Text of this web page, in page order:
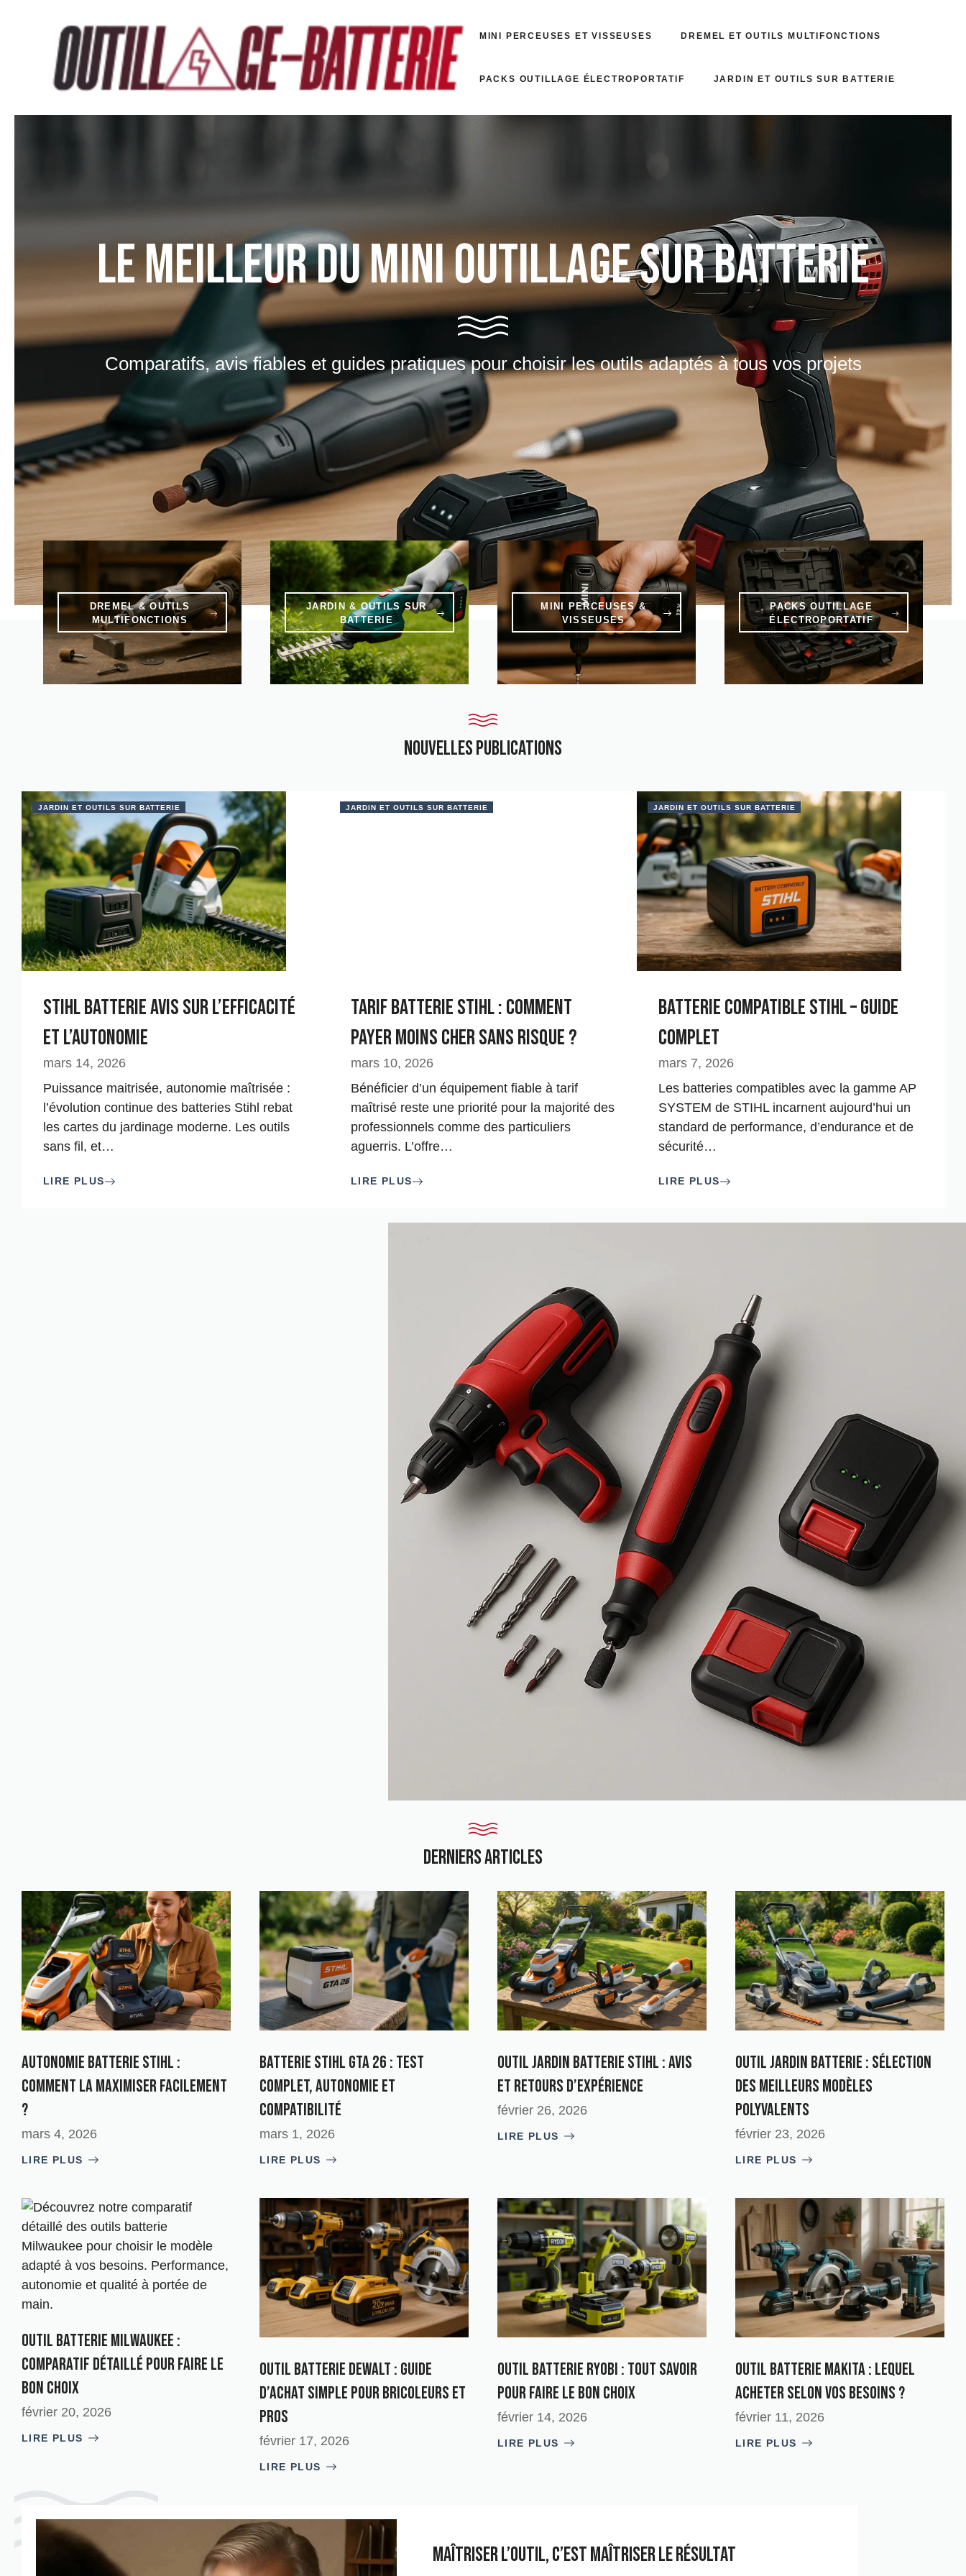
MINI PERCEUSES ET VISSEUSES DREMEL ET OUTILS MULTIFONCTIONS
PACKS OUTILLAGE ÉLECTROPORTATIF JARDIN ET OUTILS SUR BATTERIE
Le meilleur du mini outillage sur batterie
Comparatifs, avis fiables et guides pratiques pour choisir les outils adaptés à tous vos projets
DREMEL & OUTILS
MULTIFONCTIONS
JARDIN & OUTILS SUR
BATTERIE
MINI PERCEUSES &
VISSEUSES
PACKS OUTILLAGE
ÉLECTROPORTATIF
nouvelles publications
JARDIN ET OUTILS SUR BATTERIE
Stihl Batterie Avis sur l’Efficacité
et l’Autonomie
mars 14, 2026
Puissance maitrisée, autonomie maîtrisée :
l’évolution continue des batteries Stihl rebat
les cartes du jardinage moderne. Les outils
sans fil, et…
LIRE PLUS
JARDIN ET OUTILS SUR BATTERIE
Tarif batterie Stihl : Comment
payer moins cher sans risque ?
mars 10, 2026
Bénéficier d’un équipement fiable à tarif
maîtrisé reste une priorité pour la majorité des
professionnels comme des particuliers
aguerris. L’offre…
LIRE PLUS
JARDIN ET OUTILS SUR BATTERIE
Batterie Compatible STIHL – Guide
complet
mars 7, 2026
Les batteries compatibles avec la gamme AP
SYSTEM de STIHL incarnent aujourd’hui un
standard de performance, d’endurance et de
sécurité…
LIRE PLUS
derniers Articles
Autonomie batterie Stihl :
Comment la maximiser facilement
?
mars 4, 2026
LIRE PLUS
Batterie Stihl GTA 26 : test
complet, autonomie et
compatibilité
mars 1, 2026
LIRE PLUS
Outil jardin batterie Stihl : avis
et retours d’expérience
février 26, 2026
LIRE PLUS
Outil jardin Batterie : Sélection
des meilleurs modèles
polyvalents
février 23, 2026
LIRE PLUS
Outil batterie Milwaukee :
Comparatif détaillé pour faire le
Bon Choix
février 20, 2026
LIRE PLUS
Outil batterie Dewalt : guide
d’achat simple pour bricoleurs et
pros
février 17, 2026
LIRE PLUS
Outil batterie Ryobi : Tout Savoir
pour Faire le Bon Choix
février 14, 2026
LIRE PLUS
Outil batterie Makita : lequel
acheter selon vos besoins ?
février 11, 2026
LIRE PLUS
Maîtriser l’outil, c’est maîtriser le résultat